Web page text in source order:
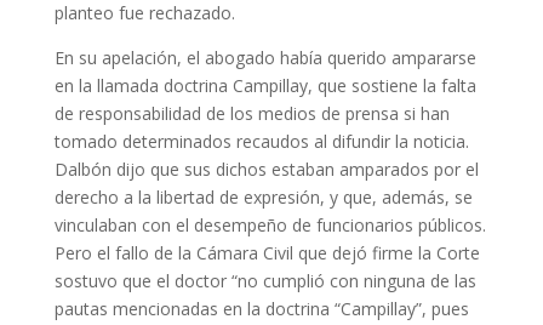
planteo fue rechazado.
En su apelación, el abogado había querido ampararse
en la llamada doctrina Campillay, que sostiene la falta
de responsabilidad de los medios de prensa si han
tomado determinados recaudos al difundir la noticia.
Dalbón dijo que sus dichos estaban amparados por el
derecho a la libertad de expresión, y que, además, se
vinculaban con el desempeño de funcionarios públicos.
Pero el fallo de la Cámara Civil que dejó firme la Corte
sostuvo que el doctor “no cumplió con ninguna de las
pautas mencionadas en la doctrina “Campillay”, pues